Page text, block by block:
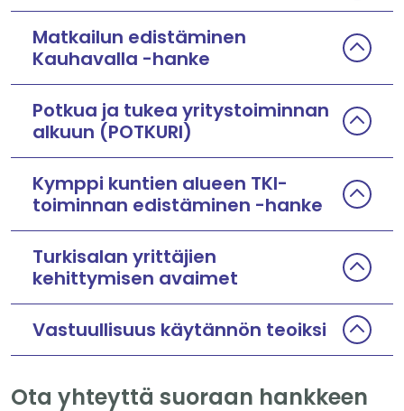
Matkailun edistäminen
Kauhavalla -hanke
Potkua ja tukea yritystoiminnan
alkuun (POTKURI)
Kymppi kuntien alueen TKI-
toiminnan edistäminen -hanke
Turkisalan yrittäjien
kehittymisen avaimet
Vastuullisuus käytännön teoiksi
Ota yhteyttä suoraan hankkeen